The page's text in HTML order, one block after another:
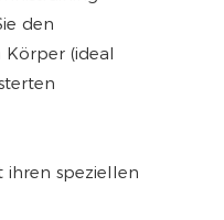
den
(ideal
ihren speziellen